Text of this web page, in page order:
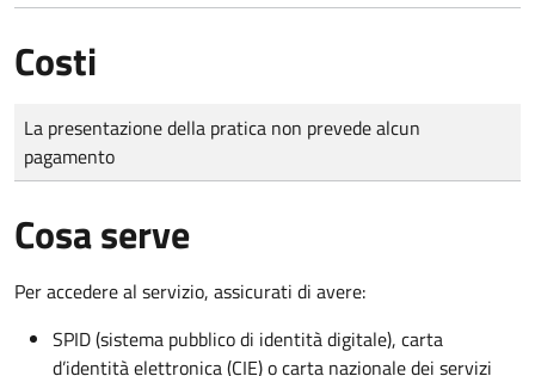
Costi
Tipo di pagamento
Importo
La presentazione della pratica non prevede alcun
pagamento
Cosa serve
Per accedere al servizio, assicurati di avere:
SPID (sistema pubblico di identità digitale), carta
d’identità elettronica (CIE) o carta nazionale dei servizi